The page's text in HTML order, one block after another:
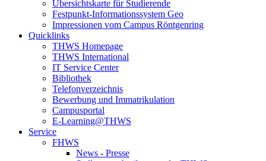
Übersichtskarte für Studierende
Festpunkt-Informationssystem Geo
Impressionen vom Campus Röntgenring
Quicklinks
THWS Homepage
THWS International
IT Service Center
Bibliothek
Telefonverzeichnis
Bewerbung und Immatrikulation
Campusportal
E-Learning@THWS
Service
FHWS
News - Presse